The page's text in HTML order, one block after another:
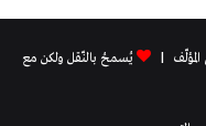
يُسمحُ بالنّقل ولكن مع